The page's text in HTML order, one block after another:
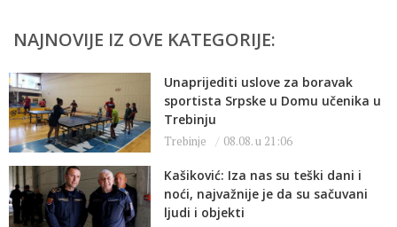
NAJNOVIJE IZ OVE KATEGORIJE:
Unaprijediti uslove za boravak
sportista Srpske u Domu učenika u
Trebinju
Trebinje 08.08. u 21:06
Kašiković: Iza nas su teški dani i
noći, najvažnije je da su sačuvani
ljudi i objekti